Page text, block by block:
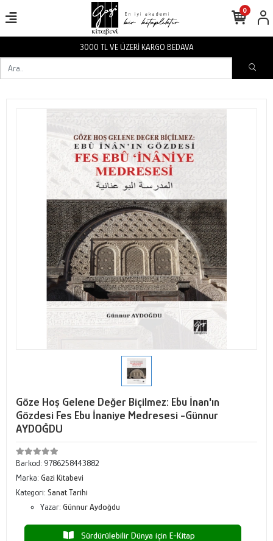
3000 TL VE ÜZERİ KARGO BEDAVA
0
Göze Hoş Gelene Değer Biçilmez: Ebu İnan'ın
Gözdesi Fes Ebu İnaniye Medresesi -Günnur
AYDOĞDU
Barkod: 9786258443882
Marka: Gazi Kitabevi
Kategori: Sanat Tarihi
Yazar: Günnur Aydoğdu
Sürdürülebilir Dünya için E-Kitap